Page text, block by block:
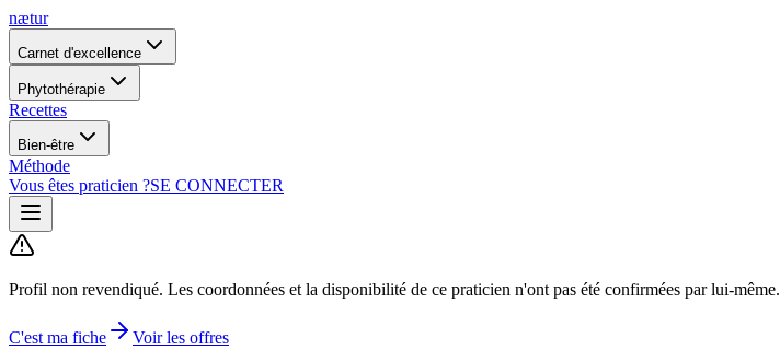
nætur
Carnet d'excellence
Phytothérapie
Recettes
Bien-être
Méthode
Vous êtes praticien ?SE CONNECTER
Profil non revendiqué. Les coordonnées et la disponibilité de ce praticien n'ont pas été confirmées par lui-même.
C'est ma fiche
Voir les offres